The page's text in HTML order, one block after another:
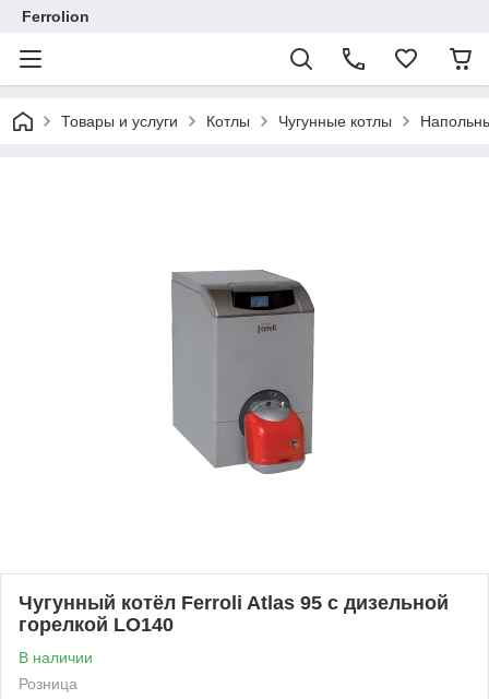
Ferrolion
Товары и услуги Котлы Чугунные котлы
Чугунный котёл Ferroli Atlas 95 с дизельной
горелкой LO140
В наличии
Розница